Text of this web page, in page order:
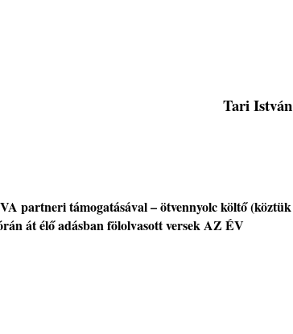
Tari István
partneri támogatásával – ötvennyolc költő (köztük
át élő adásban fölolvasott versek AZ ÉV